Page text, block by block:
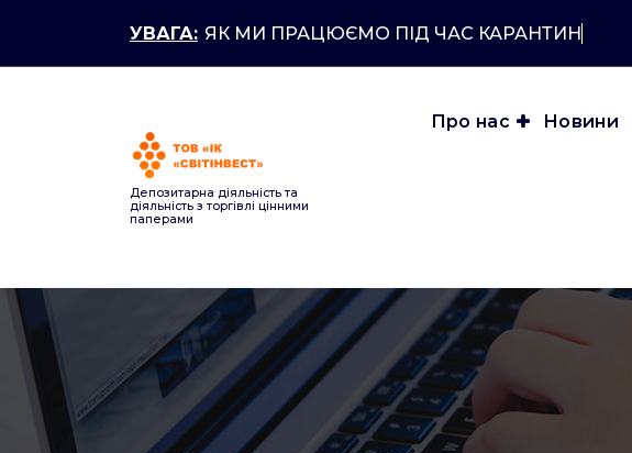
контенту
УВАГА: ЯК МИ ПРАЦЮЄМО ПІД ЧАС КАРАНТИНУ?
Депозитарна діяльність та
діяльність з торгівлі цінними
паперами
Про нас Новини